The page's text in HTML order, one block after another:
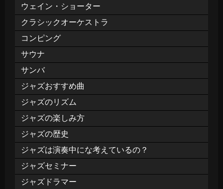
ウェイン・ショーター
クラシックオーケストラ
コンピング
サウナ
サンバ
ジャズおすすめ曲
ジャズのリズム
ジャズの楽しみ方
ジャズの歴史
ジャズは演奏中にな考えているの？
ジャズセミナー
ジャズドラマー